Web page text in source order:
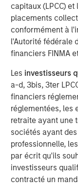
capitaux (LPCC)
placements
conformément à
l'Autorité fédérale
financiers FINMA
Les investisseurs
a-d, 3bis, 3ter
financiers
réglementées, les
retraite ayant une
sociétés ayant
professionnelle,
par écrit qu'ils
investisseurs
contracté un
David N. Miller
Managing Director
PE’s
Key Points:
A more
commenced